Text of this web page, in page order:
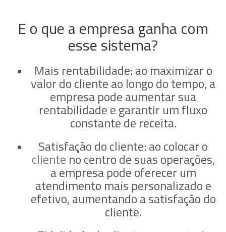
E o que a empresa ganha com
esse sistema?
Mais rentabilidade:ao maximizar o
valor do cliente ao longo do tempo, a
empresa pode aumentar sua
rentabilidade e garantir um fluxo
constante de receita.
Satisfação do cliente:ao colocar o
cliente no centro de suas operações,
a empresa pode oferecer um
atendimento mais personalizado e
efetivo, aumentando a satisfação do
cliente.